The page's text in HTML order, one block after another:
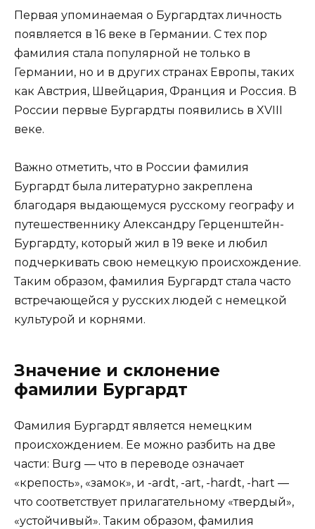
Первая упоминаемая о Бургардтах личность
появляется в 16 веке в Германии. С тех пор
фамилия стала популярной не только в
Германии, но и в других странах Европы, таких
как Австрия, Швейцария, Франция и Россия. В
России первые Бургардты появились в XVIII
веке.
Важно отметить, что в России фамилия
Бургардт была литературно закреплена
благодаря выдающемуся русскому географу и
путешественнику Александру Герценштейн-
Бургардту, который жил в 19 веке и любил
подчеркивать свою немецкую происхождение.
Таким образом, фамилия Бургардт стала часто
встречающейся у русских людей с немецкой
культурой и корнями.
Значение и склонение
фамилии Бургардт
Фамилия Бургардт является немецким
происхождением. Ее можно разбить на две
части: Burg — что в переводе означает
«крепость», «замок», и -ardt, -art, -hardt, -hart —
что соответствует прилагательному «твердый»,
«устойчивый». Таким образом, фамилия